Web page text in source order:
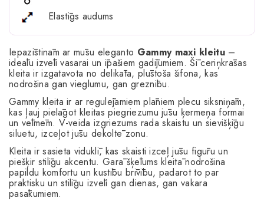
Elastīgs audums
Iepazīstinām ar mūsu eleganto Gammy maxi kleitu –
ideālu izvēli vasarai un īpašiem gadījumiem. Šī ceriņkrāsas
kleita ir izgatavota no delikāta, plūstoša šifona, kas
nodrošina gan vieglumu, gan greznību.
Gammy kleita ir ar regulējamiem plāniem plecu siksniņām,
kas ļauj pielāgot kleitas piegriezumu jūsu ķermeņa formai
un vēlmēm. V-veida izgriezums rada skaistu un sievišķīgu
siluetu, izceļot jūsu dekoltē zonu.
Kleita ir sasieta viduklī, kas skaisti izceļ jūsu figūru un
piešķir stilīgu akcentu. Garā šķēlums kleitā nodrošina
papildu komfortu un kustību brīvību, padarot to par
praktisku un stilīgu izvēli gan dienas, gan vakara
pasākumiem.